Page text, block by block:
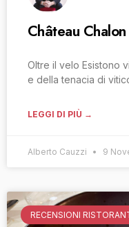
Château
Oltre il velo Esistono
e della tenacia di
LEGGI DI PIÙ →
Alberto Cauzzi 9
RECENSIONI